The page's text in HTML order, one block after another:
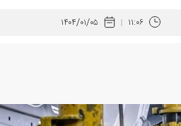
۱۱:۰۶ ۱۴۰۴/۰۱/۰۵